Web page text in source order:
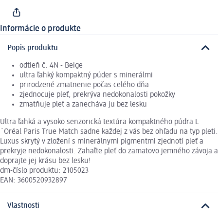
Informácie o produkte
Popis produktu
odtieň č. 4N - Beige
ultra ľahký kompaktný púder s minerálmi
prirodzené zmatnenie počas celého dňa
zjednocuje pleť, prekrýva nedokonalosti pokožky
zmatňuje pleť a zanecháva ju bez lesku
Ultra ľahká a vysoko senzorická textúra kompaktného púdra L
´Oréal Paris True Match sadne každej z vás bez ohľadu na typ pleti.
Luxus skrytý v zložení s minerálnymi pigmentmi zjednotí pleť a
prekryje nedokonalosti. Zahaľte pleť do zamatovo jemného závoja a
doprajte jej krásu bez lesku!
dm-číslo produktu: 2105023
EAN: 3600520932897
Vlastnosti